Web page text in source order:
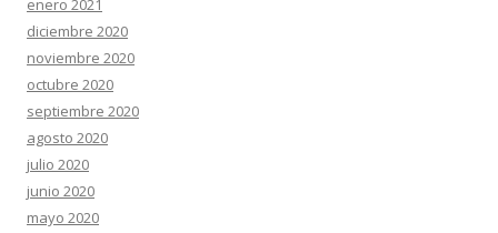
enero 2021
diciembre 2020
noviembre 2020
octubre 2020
septiembre 2020
agosto 2020
julio 2020
junio 2020
mayo 2020